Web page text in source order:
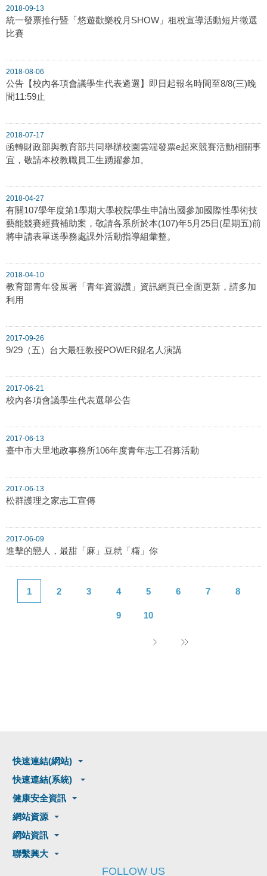
2018-09-13
統一發票推行暨「悠遊歡樂稅月SHOW」租稅宣導活動短片徵選
比賽
2018-08-06
公告【校內各項會議學生代表遴選】即日起報名時間至8/8(三)晚
間11:59止
2018-07-17
函轉財政部與教育部共同舉辦校園雲端發票e起來競賽活動相關事
宜，敬請本校教職員工生踴躍參加。
2018-04-27
有關107學年度第1學期大學校院學生申請出國參加國際性學術技
藝能競賽經費補助案，敬請各系所於本(107)年5月25日(星期五)前
將申請表單送學務處課外活動指導組彙整。
2018-04-10
教育部青年發展署「青年資源讚」資訊網頁已全面更新，請多加
利用
2017-09-26
9/29（五）台大最狂教授POWER錕名人演講
2017-06-21
校內各項會議學生代表選舉公告
2017-06-13
臺中市大里地政事務所106年度青年志工召募活動
2017-06-13
松群護理之家志工宣傳
2017-06-09
進擊的戀人，最甜「麻」豆就「糬」你
1 2 3 4 5 6 7 8
9 10
快速連結(網站)
快速連結(系統)
健康安全資訊
網站資源
網站資訊
聯繫興大
FOLLOW US